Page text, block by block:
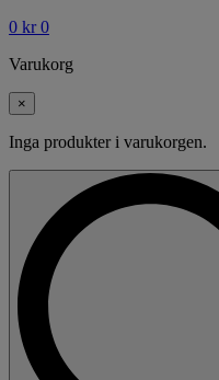
0 kr 0
Varukorg
×
Inga produkter i varukorgen.